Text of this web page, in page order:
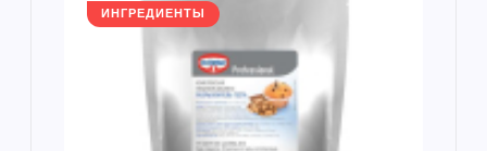
ИНГРЕДИЕНТЫ